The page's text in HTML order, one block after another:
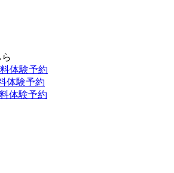
体験予約
体験予約
体験予約